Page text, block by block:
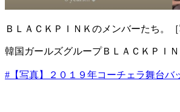
ＢＬＡＣＫＰＩＮＫのメンバーたち
韓国ガールズグループＢＬＡＣＫＰＩ
#【写真】２０１９年コーチェラ舞台